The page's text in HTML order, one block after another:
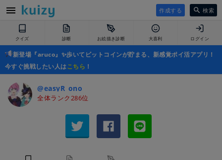
作成する 検索
クイズ 診断 お絵描き診断 大喜利 ログイン
新登場『aruco』✨歩いてビットコインが貯まる、新感覚ポイ活アプリ！
今すぐ挑戦したい人はこちら ！
@easyR_ono
全体ランク286位